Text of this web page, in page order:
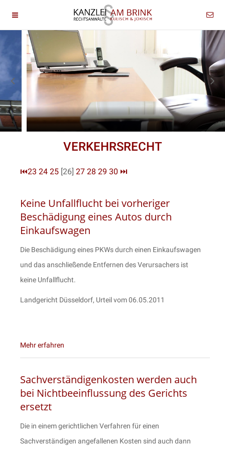
VERKEHRSRECHT
⏮23 24 25 [26] 27 28 29 30 ⏭
Keine Unfallflucht bei vorheriger
Beschädigung eines Autos durch
Einkaufswagen
Die Beschädigung eines PKWs durch einen Einkaufswagen
und das anschließende Entfernen des Verursachers ist
keine Unfallflucht.
Landgericht Düsseldorf, Urteil vom 06.05.2011
Mehr erfahren
Sachverständigenkosten werden auch
bei Nichtbeeinflussung des Gerichts
ersetzt
Die in einem gerichtlichen Verfahren für einen
Sachverständigen angefallenen Kosten sind auch dann